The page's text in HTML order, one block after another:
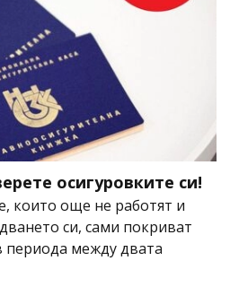
осигуровките си!
които още не работят и
си, сами покриват
периода между двата